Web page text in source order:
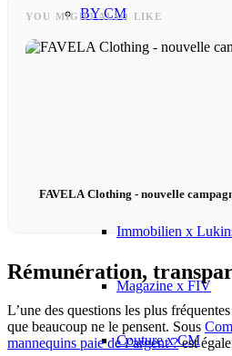
BY CM
Immobilien x
Magazine x FIV
Couture x CM
YOU MIGHT ALSO LIKE
FAVELA Clothing - nouvelle
Rémunération,
L’une des questions les plus
que beaucoup ne le pensent. Sous
mannequins paie de l’argent ?est